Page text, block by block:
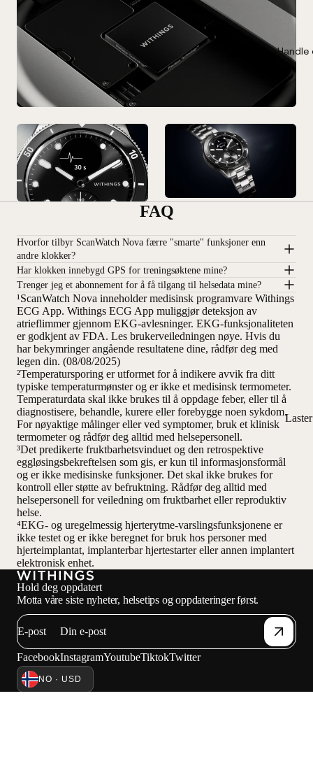
Handle
FAQ
Hvorfor tilbyr ScanWatch Nova færre "smarte" funksjoner enn
andre klokker?
Har klokken innebygd GPS for treningsøktene mine?
Trenger jeg et abonnement for å få tilgang til helsedata mine?
¹ScanWatch Nova inneholder medisinsk programvare Withings
ECG App. Withings ECG App muliggjør deteksjon av
atrieflimmer gjennom EKG-avlesninger. EKG-funksjonaliteten
er godkjent av FDA. Les brukerveiledningen nøye. Hvis du
har bekymringer angående resultatene dine, rådfør deg med
legen din. (08/08/2025)
²Temperatursporing er utformet for å indikere avvik fra ditt
typiske temperaturmønster og er ikke et medisinsk termometer.
Temperaturdata skal ikke brukes til å oppdage feber, eller til å
diagnostisere, behandle, kurere eller forebygge noen sykdom.
For nøyaktige målinger eller ved symptomer, bruk et klinisk
termometer og rådfør deg alltid med helsepersonell.
³Det predikerte fruktbarhetsvinduet og den retrospektive
eggløsingsbekreftelsen som gis, er kun til informasjonsformål
og er ikke medisinske funksjoner. Det skal ikke brukes for
kontroll eller støtte av befruktning. Rådfør deg alltid med
helsepersonell for veiledning om fruktbarhet eller reproduktiv
helse.
⁴EKG- og uregelmessig hjerterytme-varslingsfunksjonene er
ikke testet og er ikke beregnet for bruk hos personer med
hjerteimplantat, implanterbar hjertestarter eller annen implantert
elektronisk enhet.
Hold deg oppdatert
Motta våre siste nyheter, helsetips og oppdateringer først.
E-post
FacebookInstagramYoutubeTiktokTwitter
NO · USD